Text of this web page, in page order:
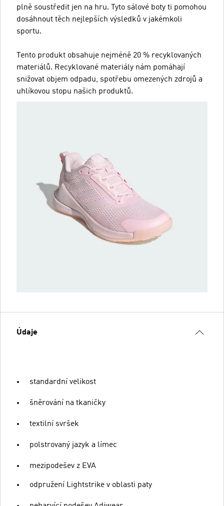
plně soustředit jen na hru. Tyto sálové boty ti pomohou
dosáhnout těch nejlepších výsledků v jakémkoli
sportu.
Tento produkt obsahuje nejméně 20 % recyklovaných
materiálů. Recyklované materiály nám pomáhají
snižovat objem odpadu, spotřebu omezených zdrojů a
uhlíkovou stopu našich produktů.
Údaje
standardní velikost
šněrování na tkaničky
textilní svršek
polstrovaný jazyk a límec
mezipodešev z EVA
odpružení Lightstrike v oblasti paty